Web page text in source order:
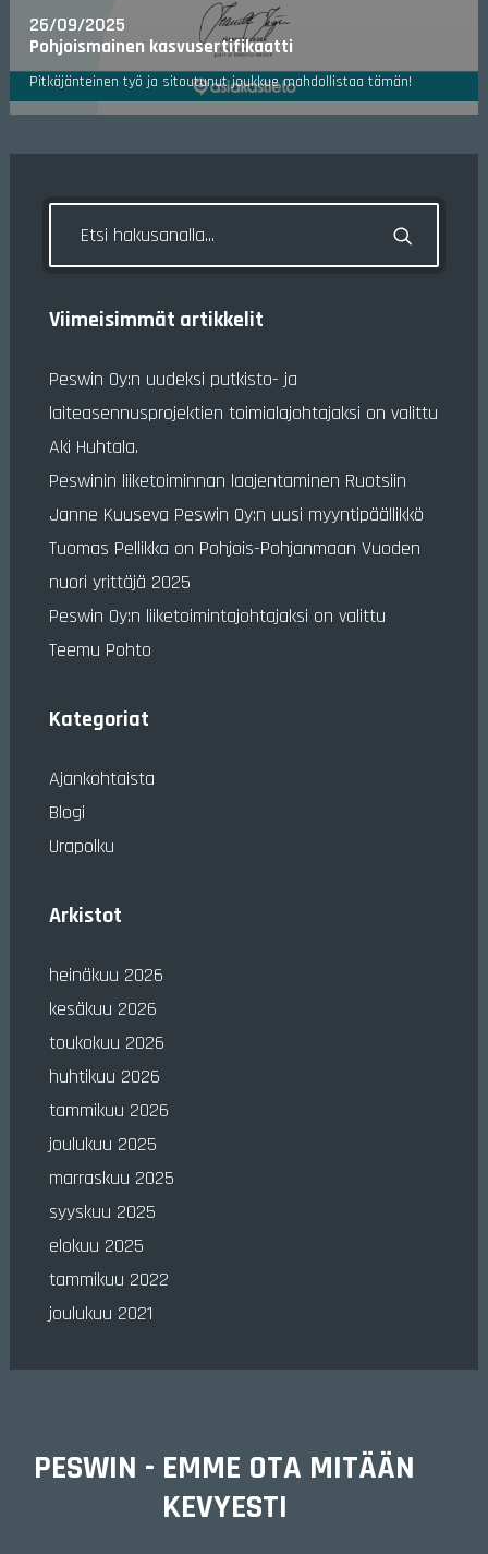
26/09/2025
Pohjoismainen kasvusertifikaatti
Pitkäjänteinen työ ja sitoutunut joukkue mahdollistaa tämän!
Viimeisimmät artikkelit
Peswin Oy:n uudeksi putkisto- ja
laiteasennusprojektien toimialajohtajaksi on valittu
Aki Huhtala.
Peswinin liiketoiminnan laajentaminen Ruotsiin
Janne Kuuseva Peswin Oy:n uusi myyntipäällikkö
Tuomas Pellikka on Pohjois-Pohjanmaan Vuoden
nuori yrittäjä 2025
Peswin Oy:n liiketoimintajohtajaksi on valittu
Teemu Pohto
Kategoriat
Ajankohtaista
Blogi
Urapolku
Arkistot
heinäkuu 2026
kesäkuu 2026
toukokuu 2026
huhtikuu 2026
tammikuu 2026
joulukuu 2025
marraskuu 2025
syyskuu 2025
elokuu 2025
tammikuu 2022
joulukuu 2021
PESWIN - EMME OTA MITÄÄN
KEVYESTI